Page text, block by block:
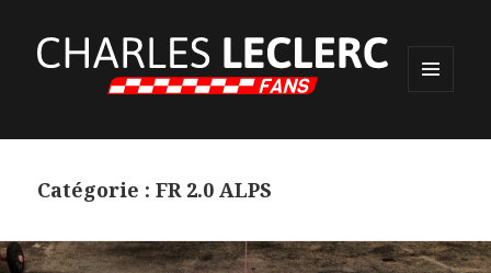
WIDGETS
Catégorie :FR 2.0 ALPS